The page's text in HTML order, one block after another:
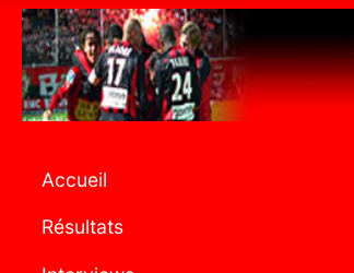
Accueil
Résultats